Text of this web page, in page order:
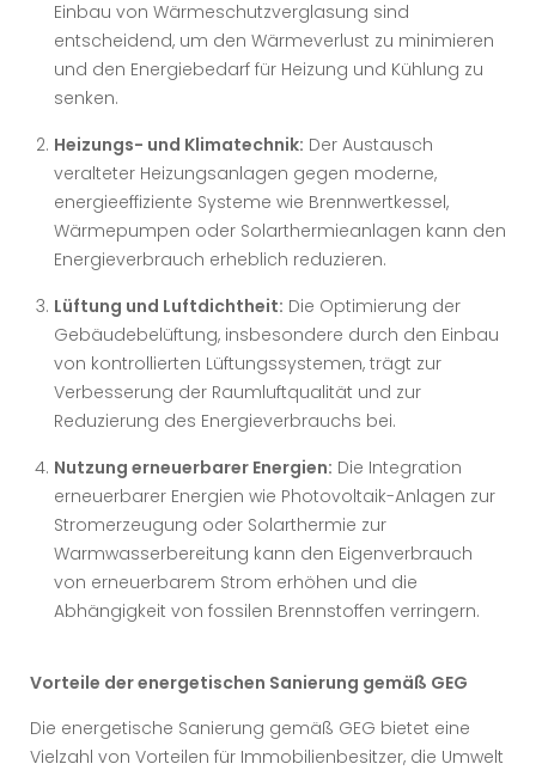
Einbau von Wärmeschutzverglasung sind
entscheidend, um den Wärmeverlust zu minimieren
und den Energiebedarf für Heizung und Kühlung zu
senken.
Heizungs- und Klimatechnik: Der Austausch
veralteter Heizungsanlagen gegen moderne,
energieeffiziente Systeme wie Brennwertkessel,
Wärmepumpen oder Solarthermieanlagen kann den
Energieverbrauch erheblich reduzieren.
Lüftung und Luftdichtheit: Die Optimierung der
Gebäudebelüftung, insbesondere durch den Einbau
von kontrollierten Lüftungssystemen, trägt zur
Verbesserung der Raumluftqualität und zur
Reduzierung des Energieverbrauchs bei.
Nutzung erneuerbarer Energien: Die Integration
erneuerbarer Energien wie Photovoltaik-Anlagen zur
Stromerzeugung oder Solarthermie zur
Warmwasserbereitung kann den Eigenverbrauch
von erneuerbarem Strom erhöhen und die
Abhängigkeit von fossilen Brennstoffen verringern.
Vorteile der energetischen Sanierung gemäß GEG
Die energetische Sanierung gemäß GEG bietet eine
Vielzahl von Vorteilen für Immobilienbesitzer, die Umwelt